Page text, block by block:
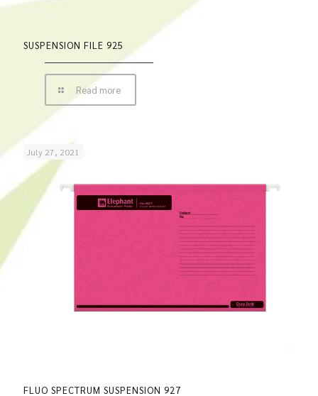
SUSPENSION FILE 925
Read more
July 27, 2021
FLUO SPECTRUM SUSPENSION 927